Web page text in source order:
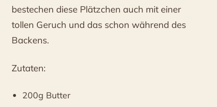
bestechen diese Plätzchen auch mit einer
tollen Geruch und das schon während des
Backens.
Zutaten:
200g Butter